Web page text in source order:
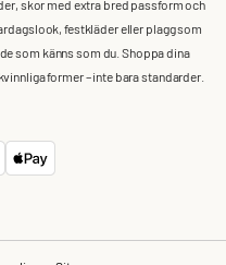
skor med extra bred passform och
festkläder eller plagg som
som känns som du. Shoppa dina
former – inte bara standarder.